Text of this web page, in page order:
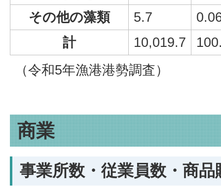
その他の藻類
5.7
計
10,019.7
（令和5年漁港港勢調査）
商業
事業所数・従業員数・商品